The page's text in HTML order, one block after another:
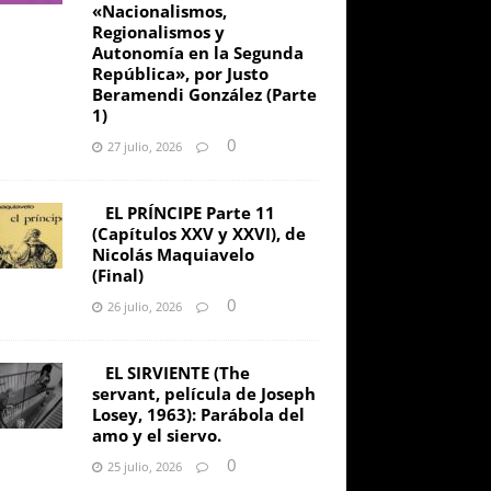
«Nacionalismos,
Regionalismos y
Autonomía en la Segunda
República», por Justo
Beramendi González (Parte
1)
27 julio, 2026 0
EL PRÍNCIPE Parte 11
(Capítulos XXV y XXVI), de
Nicolás Maquiavelo
(Final)
26 julio, 2026 0
EL SIRVIENTE (The
servant, película de Joseph
Losey, 1963): Parábola del
amo y el siervo.
25 julio, 2026 0